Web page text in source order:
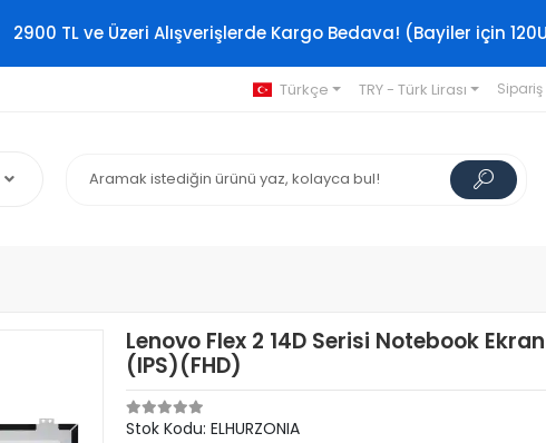
2900 TL ve Üzeri Alışverişlerde Kargo Bedava! (Bayiler için
Türkçe TRY - Türk Lirası
Lenovo Flex 2 14D Serisi Notebook
(IPS)(FHD)
Stok Kodu: ELHURZONIA